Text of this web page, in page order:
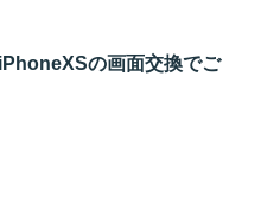
の画面交換でご